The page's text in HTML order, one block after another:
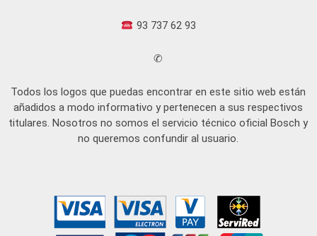
93 737 62 93
✆
Todos los logos que puedas encontrar en este sitio web están
añadidos a modo informativo y pertenecen a sus respectivos
titulares. Nosotros no somos el servicio técnico oficial Bosch y
no queremos confundir al usuario.